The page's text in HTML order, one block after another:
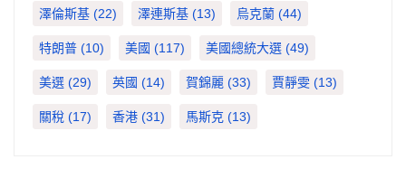
澤倫斯基 (22) 澤連斯基 (13) 烏克蘭 (44)
特朗普 (10) 美國 (117) 美國總統大選 (49)
美選 (29) 英國 (14) 賀錦麗 (33) 賈靜雯 (13)
關稅 (17) 香港 (31) 馬斯克 (13)